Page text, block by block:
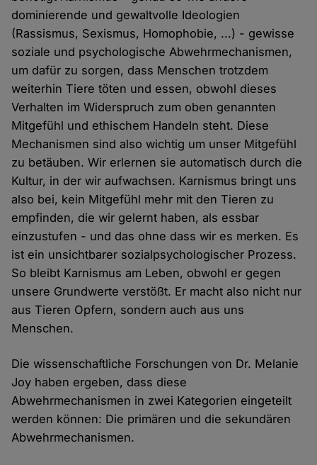
dominierende und gewaltvolle Ideologien
(Rassismus, Sexismus, Homophobie, ...) - gewisse
soziale und psychologische Abwehrmechanismen,
um dafür zu sorgen, dass Menschen trotzdem
weiterhin Tiere töten und essen, obwohl dieses
Verhalten im Widerspruch zum oben genannten
Mitgefühl und ethischem Handeln steht. Diese
Mechanismen sind also wichtig um unser Mitgefühl
zu betäuben. Wir erlernen sie automatisch durch die
Kultur, in der wir aufwachsen. Karnismus bringt uns
also bei, kein Mitgefühl mehr mit den Tieren zu
empfinden, die wir gelernt haben, als essbar
einzustufen - und das ohne dass wir es merken. Es
ist ein unsichtbarer sozialpsychologischer Prozess.
So bleibt Karnismus am Leben, obwohl er gegen
unsere Grundwerte verstößt. Er macht also nicht nur
aus Tieren Opfern, sondern auch aus uns
Menschen.
Die wissenschaftliche Forschungen von Dr. Melanie
Joy haben ergeben, dass diese
Abwehrmechanismen in zwei Kategorien eingeteilt
werden können: Die primären und die sekundären
Abwehrmechanismen.